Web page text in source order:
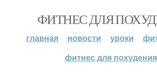
ФИТНЕС ДЛЯ
главная новости уроки
фитнес для похудения